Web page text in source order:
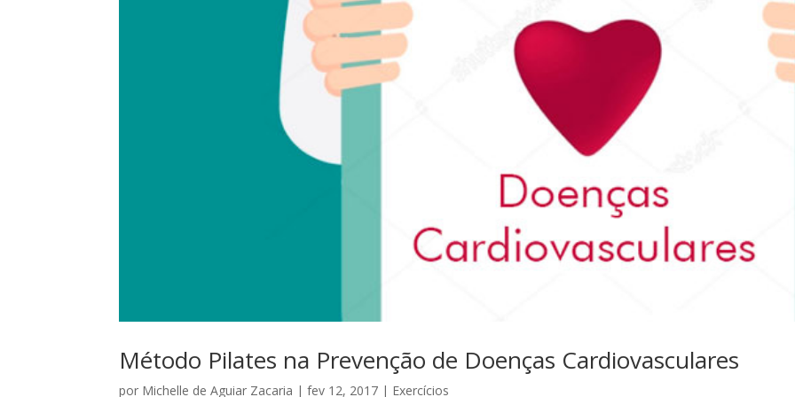
Método Pilates na Prevenção de Doenças Cardiovasculares
por Michelle de Aguiar Zacaria |fev 12, 2017 | Exercícios